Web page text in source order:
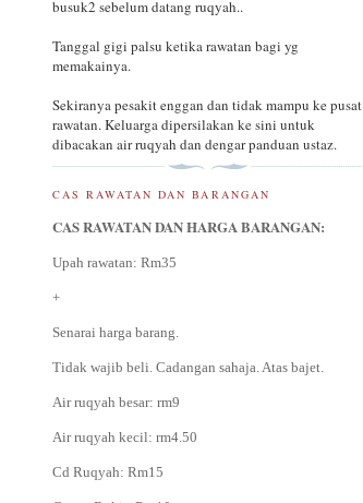
busuk2 sebelum datang ruqyah..
Tanggal gigi palsu ketika rawatan bagi yg
memakainya.
Sekiranya pesakit enggan dan tidak mampu ke pusat
rawatan. Keluarga dipersilakan ke sini untuk
dibacakan air ruqyah dan dengar panduan ustaz.
CAS RAWATAN DAN BARANGAN
CAS RAWATAN DAN HARGA BARANGAN:
Upah rawatan: Rm35
+
Senarai harga barang.
Tidak wajib beli. Cadangan sahaja. Atas bajet.
Air ruqyah besar: rm9
Air ruqyah kecil: rm4.50
Cd Ruqyah: Rm15